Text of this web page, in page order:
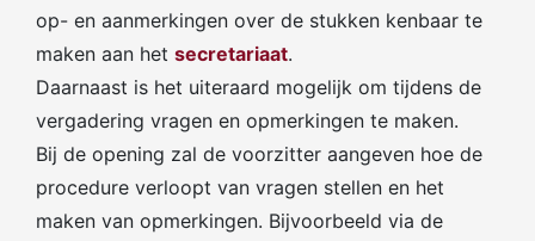
op- en aanmerkingen over de stukken kenbaar te
maken aan het secretariaat.
Daarnaast is het uiteraard mogelijk om tijdens de
vergadering vragen en opmerkingen te maken.
Bij de opening zal de voorzitter aangeven hoe de
procedure verloopt van vragen stellen en het
maken van opmerkingen. Bijvoorbeeld via de